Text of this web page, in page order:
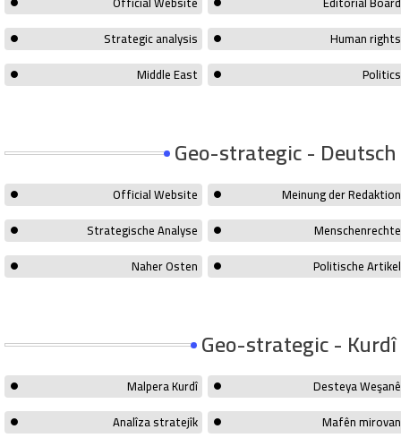
Strategic analysis
Human rights
Middle East
Politics
Geo-strategic - Deutsch
Official Website
Meinung der Redaktion
Strategische Analyse
Menschenrechte
Naher Osten
Politische Artikel
Geo-strategic - Kurdî
Malpera Kurdî
Desteya Weşanê
Analîza stratejîk
Mafên mirovan